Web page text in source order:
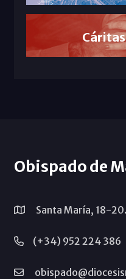
Obispado de
Santa María, 18-
(+34) 952 224 386